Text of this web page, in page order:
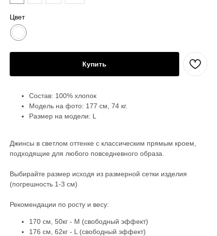
Цвет
Купить
Состав: 100% хлопок
Модель на фото: 177 см, 74 кг.
Размер на модели: L
Джинсы в светлом оттенке с классическим прямым кроем,
подходящие для любого повседневного образа.
Выбирайте размер исходя из размерной сетки изделия
(погрешность 1-3 см)
Рекомендации по росту и весу:
170 см, 50кг - М (свободный эффект)
176 см, 62кг - L (свободный эффект)